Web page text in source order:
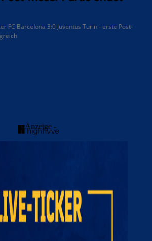
FC Barcelona 3:0 Juventus Turin - erste Post-
- Anzeige -